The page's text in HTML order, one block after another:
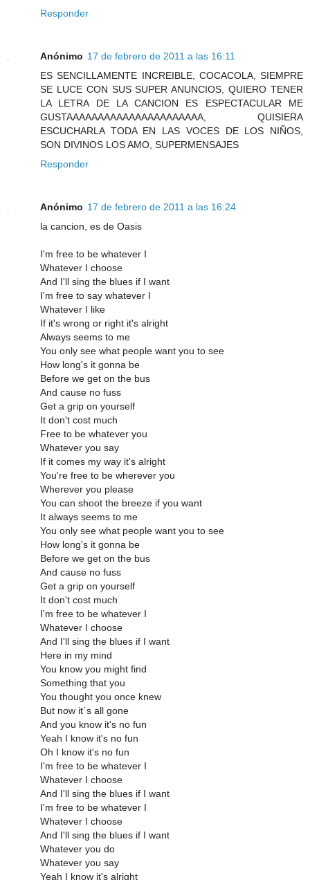
Responder
Anónimo 17 de febrero de 2011 a las 16:11
ES SENCILLAMENTE INCREIBLE, COCACOLA, SIEMPRE
SE LUCE CON SUS SUPER ANUNCIOS, QUIERO TENER
LA LETRA DE LA CANCION ES ESPECTACULAR ME
GUSTAAAAAAAAAAAAAAAAAAAAAA, QUISIERA
ESCUCHARLA TODA EN LAS VOCES DE LOS NIÑOS,
SON DIVINOS LOS AMO, SUPERMENSAJES
Responder
Anónimo 17 de febrero de 2011 a las 16:24
la cancion, es de Oasis
I'm free to be whatever I
Whatever I choose
And I'll sing the blues if I want
I'm free to say whatever I
Whatever I like
If it's wrong or right it's alright
Always seems to me
You only see what people want you to see
How long's it gonna be
Before we get on the bus
And cause no fuss
Get a grip on yourself
It don't cost much
Free to be whatever you
Whatever you say
If it comes my way it's alright
You're free to be wherever you
Wherever you please
You can shoot the breeze if you want
It always seems to me
You only see what people want you to see
How long's it gonna be
Before we get on the bus
And cause no fuss
Get a grip on yourself
It don't cost much
I'm free to be whatever I
Whatever I choose
And I'll sing the blues if I want
Here in my mind
You know you might find
Something that you
You thought you once knew
But now it´s all gone
And you know it's no fun
Yeah I know it's no fun
Oh I know it's no fun
I'm free to be whatever I
Whatever I choose
And I'll sing the blues if I want
I'm free to be whatever I
Whatever I choose
And I'll sing the blues if I want
Whatever you do
Whatever you say
Yeah I know it's alright